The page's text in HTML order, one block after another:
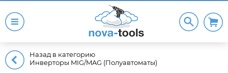
Назад в категорию
Инверторы MIG/MAG (Полуавтоматы)